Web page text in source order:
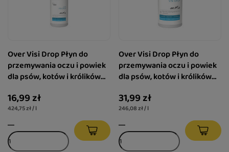
Over Visi Drop Płyn do
przemywania oczu i powiek
dla psów, kotów i królików
16,99 zł
424,75 zł / l
Over Visi Drop Płyn do
przemywania oczu i powiek
dla psów, kotów i królików
31,99 zł
246,08 zł / l